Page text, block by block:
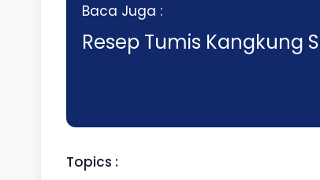
Baca Juga :
Resep Tumis Kangkung
Topics :